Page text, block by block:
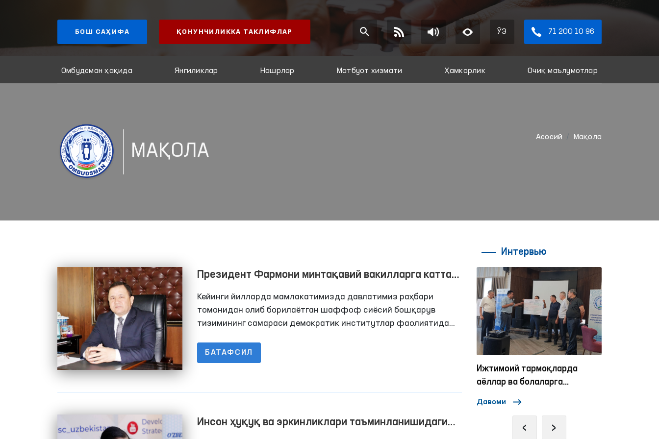
БОШ САҲИФА ҚОНУНЧИЛИККА ТАКЛИФЛАР ЎЗ 71 200 10 96
Омбудсман ҳақида Янгиликлар Нашрлар Матбуот хизмати Ҳамкорлик Очиқ маълумотлар
МАҚОЛА
Aсосий Мақола
Президент Фармони минтақавий вакилларга катта
масъулият юклади
Кейинги йилларда мамлакатимизда давлатимиз раҳбари
томонидан олиб борилаётган шаффоф сиёсий бошқарув
тизимининг самараси демократик институтлар фаолиятида
БАТАФСИЛ
Инсон ҳуқуқ ва эркинликлари таъминланишидаги
Интервью
Ижтимоий тармоқларда
нисбатан зўравонликка
механизмлари
интерактив дарслар
Ижтимоий тармоқларда
аёллар ва болаларга
қарши курашиш
Давоми
‹ ›